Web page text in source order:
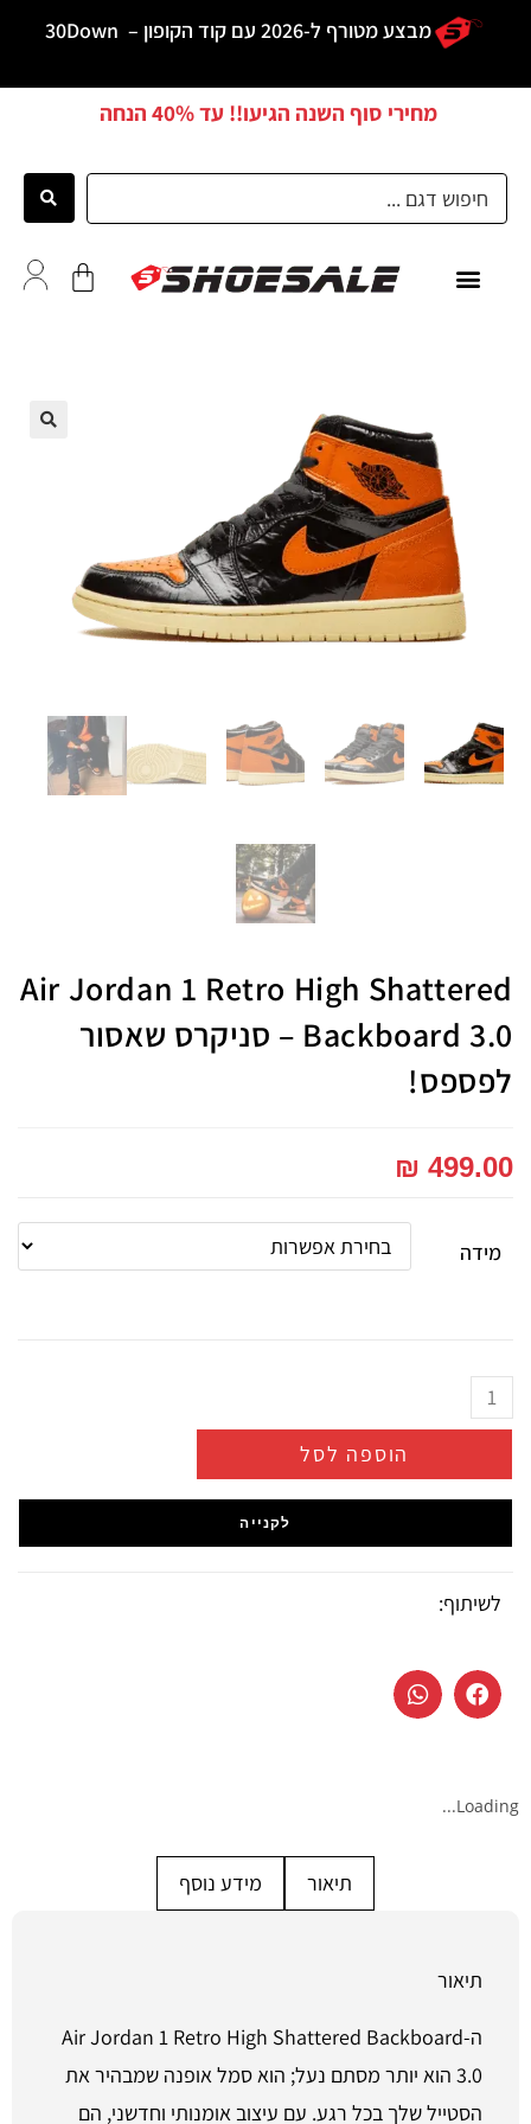
מבצע מטורף ל-2026 עם קוד הקופון – 30Down
מחירי סוף השנה הגיעו!! עד40% הנחה
Air Jordan 1 Retro High Shattered
Backboard 3.0 – סניקרס שאסור
לפספס!
₪ 499.00
מידה
הוספה לסל
לקנייה
לשיתוף:
Loading...
תיאור מידע נוסף
תיאור
ה-Air Jordan 1 Retro High Shattered Backboard
3.0 הוא יותר מסתם נעל; הוא סמל אופנה שמבהיר את
הסטייל שלך בכל רגע. עם עיצוב אומנותי וחדשני, הם